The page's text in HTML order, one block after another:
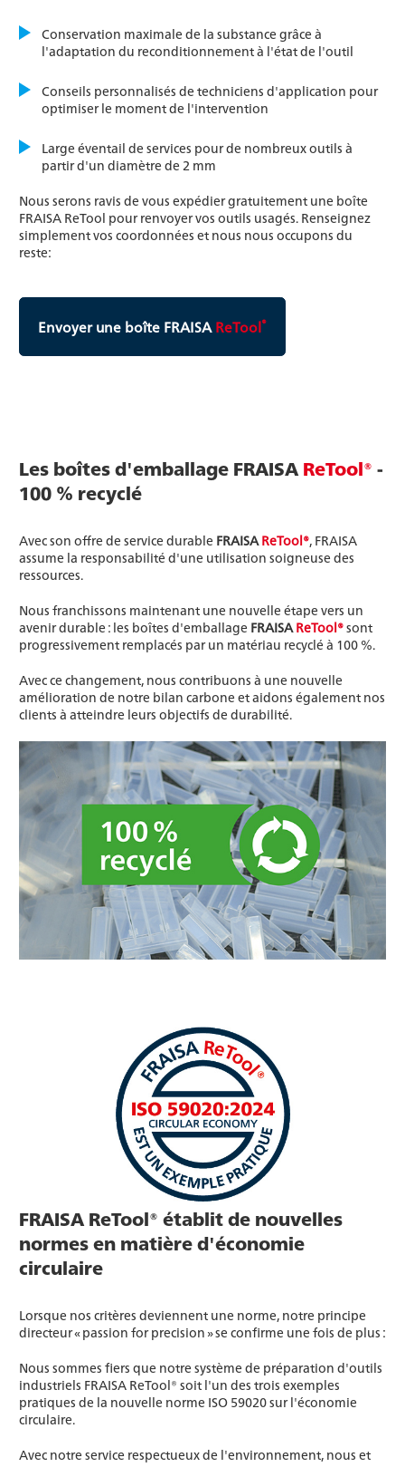
Conservation maximale de la substance grâce à
l'adaptation du reconditionnement à l'état de l'outil
Conseils personnalisés de techniciens d'application pour
optimiser le moment de l'intervention
Large éventail de services pour de nombreux outils à
partir d'un diamètre de 2 mm
Nous serons ravis de vous expédier gratuitement une boîte
FRAISA ReTool pour renvoyer vos outils usagés. Renseignez
simplement vos coordonnées et nous nous occupons du
reste:
Envoyer une boîte FRAISAReTool®
Les boîtes d'emballage FRAISA ReTool® -
100 % recyclé
Avec son offre de service durable FRAISAReTool®, FRAISA
assume la responsabilité d'une utilisation soigneuse des
ressources.
Nous franchissons maintenant une nouvelle étape vers un
avenir durable : les boîtes d'emballage FRAISAReTool®sont
progressivement remplacés par un matériau recyclé à 100 %.
Avec ce changement, nous contribuons à une nouvelle
amélioration de notre bilan carbone et aidons également nos
clients à atteindre leurs objectifs de durabilité.
FRAISA ReTool® établit de nouvelles
normes en matière d'économie
circulaire
Lorsque nos critères deviennent une norme, notre principe
directeur « passion for precision » se confirme une fois de plus :
Nous sommes fiers que notre système de préparation d'outils
industriels FRAISA ReTool® soit l'un des trois exemples
pratiques de la nouvelle norme ISO 59020 sur l'économie
circulaire.
Avec notre service respectueux de l'environnement, nous et